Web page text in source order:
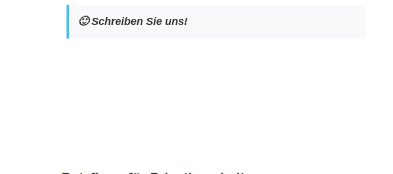
🙂 Schreiben Sie uns!